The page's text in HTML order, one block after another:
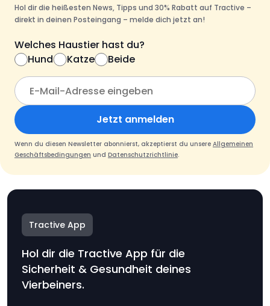
Hol dir die heißesten News, Tipps und 30% Rabatt auf Tractive –
direkt in deinen Posteingang – melde dich jetzt an!
Welches Haustier hast du?
Hund
Katze Beide
Jetzt anmelden
Wenn du diesen Newsletter abonnierst, akzeptierst du unsere Allgemeinen
Geschäftsbedingungen und Datenschutzrichtlinie.
Tractive App
Hol dir die Tractive App für die
Sicherheit & Gesundheit deines
Vierbeiners.